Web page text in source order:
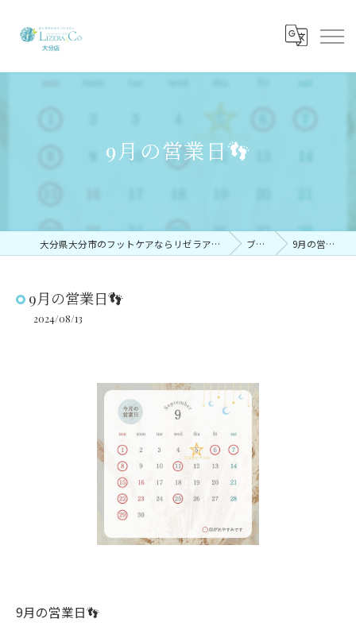
9月の営業日👣
大分県大分市のフットケアならリゼラアンドコー大分店 ブログ 9月の営業日👣
9月の営業日👣
2024/08/13
9月の営業日👣